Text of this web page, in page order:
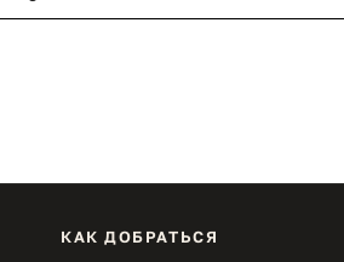
КАК ДОБРАТЬСЯ